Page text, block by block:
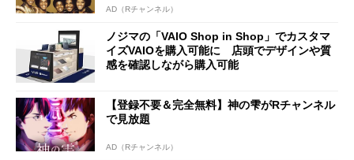
AD（Rチャンネル）
ノジマの「VAIO Shop in Shop」でカスタマ
イズVAIOを購入可能に 店頭でデザインや質
感を確認しながら購入可能
【登録不要＆完全無料】神の雫がRチャンネル
で見放題
AD（Rチャンネル）